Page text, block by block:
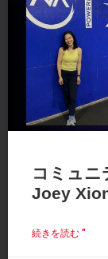
コミュニ
Joey
続きを読む "